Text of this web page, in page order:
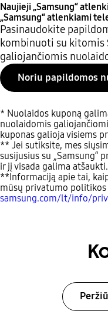
Naujieji „Samsung“
„Samsung“ atlenkiami
Pasinaudokite
kombinuoti su kitomis
galiojančiomis
Noriu papildomos
* Nuolaidos kuponą
nuolaidomis
kuponas galioja visiems
** Jei sutiksite, mes
susijusius su „Samsung“
ir jį visada galima atšaukti.
**Informaciją apie tai,
mūsų privatumo politikos
samsung.com/lt/info/